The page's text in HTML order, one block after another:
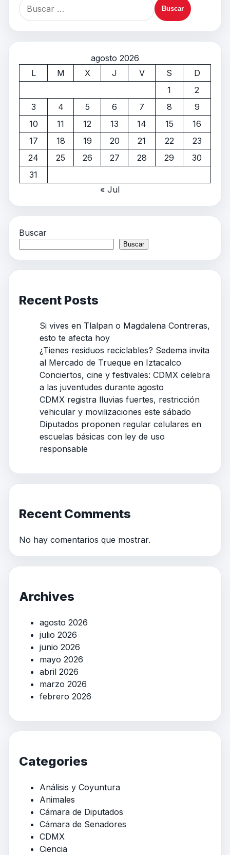
agosto 2026
L
M X J V S
D
1
2
3
4 5 6 7 8
9
10
11 12 13 14 15
16
17
18 19 20 21 22
23
24
25 26 27 28 29
30
31
« Jul
Buscar
Buscar
Recent Posts
Si vives en Tlalpan o Magdalena Contreras,
esto te afecta hoy
¿Tienes residuos reciclables? Sedema invita
al Mercado de Trueque en Iztacalco
Conciertos, cine y festivales: CDMX celebra
a las juventudes durante agosto
CDMX registra lluvias fuertes, restricción
vehicular y movilizaciones este sábado
Diputados proponen regular celulares en
escuelas básicas con ley de uso
responsable
Recent Comments
No hay comentarios que mostrar.
Archives
agosto 2026
julio 2026
junio 2026
mayo 2026
abril 2026
marzo 2026
febrero 2026
Categories
Análisis y Coyuntura
Animales
Cámara de Diputados
Cámara de Senadores
CDMX
Ciencia